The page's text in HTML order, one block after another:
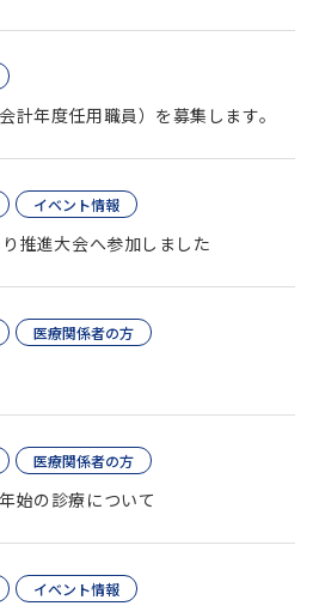
計年度任用職員）を募集します。
イベント情報
推進大会へ参加しました
医療関係者の方
医療関係者の方
始の診療について
イベント情報